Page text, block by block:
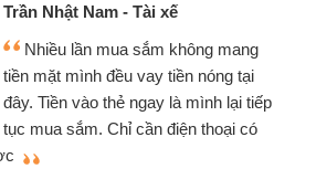
Trần Nhật Nam - Tài xế
Nhiều lần mua sắm không mang
tiền mặt mình đều vay tiền nóng tại
đây. Tiền vào thẻ ngay là mình lại tiếp
tục mua sắm. Chỉ cần điện thoại có